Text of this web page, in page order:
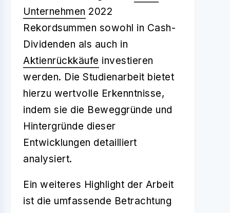
Unternehmen 2022
Rekordsummen sowohl in Cash-
Dividenden als auch in
Aktienrückkäufe investieren
werden. Die Studienarbeit bietet
hierzu wertvolle Erkenntnisse,
indem sie die Beweggründe und
Hintergründe dieser
Entwicklungen detailliert
analysiert.
Ein weiteres Highlight der Arbeit
ist die umfassende Betrachtung